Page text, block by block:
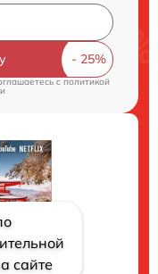
cполитикой
сайте